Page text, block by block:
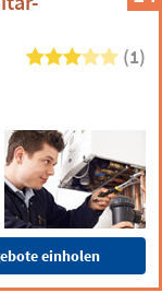
(1)
einholen